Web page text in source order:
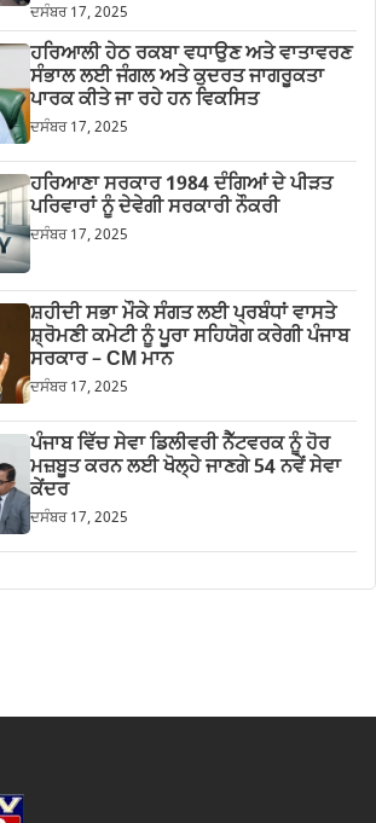
ਦਸੰਬਰ 17, 2025
ਹਰਿਆਲੀ ਹੇਠ ਰਕਬਾ ਵਧਾਉਣ ਅਤੇ ਵਾਤਾਵਰਣ
ਸੰਭਾਲ ਲਈ ਜੰਗਲ ਅਤੇ ਕੁਦਰਤ ਜਾਗਰੂਕਤਾ
ਪਾਰਕ ਕੀਤੇ ਜਾ ਰਹੇ ਹਨ ਵਿਕਸਿਤ
ਦਸੰਬਰ 17, 2025
ਹਰਿਆਣਾ ਸਰਕਾਰ 1984 ਦੰਗਿਆਂ ਦੇ ਪੀੜਤ
ਪਰਿਵਾਰਾਂ ਨੂੰ ਦੇਵੇਗੀ ਸਰਕਾਰੀ ਨੌਕਰੀ
ਦਸੰਬਰ 17, 2025
ਸ਼ਹੀਦੀ ਸਭਾ ਮੌਕੇ ਸੰਗਤ ਲਈ ਪ੍ਰਬੰਧਾਂ ਵਾਸਤੇ
ਸ਼੍ਰੋਮਣੀ ਕਮੇਟੀ ਨੂੰ ਪੂਰਾ ਸਹਿਯੋਗ ਕਰੇਗੀ ਪੰਜਾਬ
ਸਰਕਾਰ – CM ਮਾਨ
ਦਸੰਬਰ 17, 2025
ਪੰਜਾਬ ਵਿੱਚ ਸੇਵਾ ਡਿਲੀਵਰੀ ਨੈੱਟਵਰਕ ਨੂੰ ਹੋਰ
ਮਜ਼ਬੂਤ ਕਰਨ ਲਈ ਖੋਲ੍ਹੇ ਜਾਣਗੇ 54 ਨਵੇਂ ਸੇਵਾ
ਕੇਂਦਰ
ਦਸੰਬਰ 17, 2025